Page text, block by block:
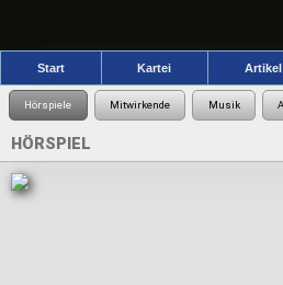
Start Kartei Artikel
HÖRSPIEL